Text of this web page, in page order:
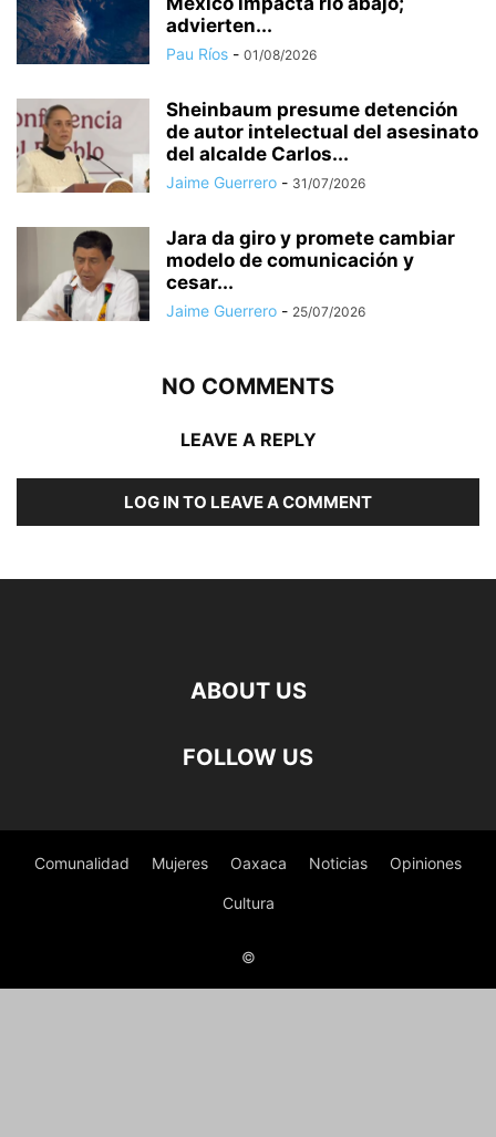
advierten...
Pau Ríos - 01/08/2026
Sheinbaum presume detención
de autor intelectual del asesinato
del alcalde Carlos...
Jaime Guerrero - 31/07/2026
Jara da giro y promete cambiar
modelo de comunicación y
cesar...
Jaime Guerrero - 25/07/2026
NO COMMENTS
LEAVE A REPLY
LOG IN TO LEAVE A COMMENT
ABOUT US
FOLLOW US
Comunalidad Mujeres Oaxaca Noticias Opiniones
Cultura
©